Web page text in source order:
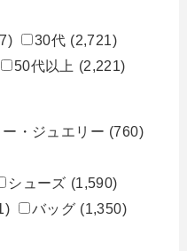
30代 (2,721)
50代以上 (2,221)
・ジュエリー (760)
シューズ (1,590)
バッグ (1,350)